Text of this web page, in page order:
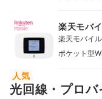
楽天モバ
楽天モバイル
ポケット型
人気
光回線・プロ